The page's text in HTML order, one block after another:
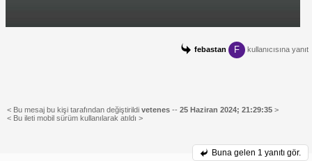
febastan F kullanıcısına yanıt
< Bu mesaj bu kişi tarafından değiştirildi vetenes -- 25 Haziran 2024; 21:29:35 >
< Bu ileti mobil sürüm kullanılarak atıldı >
Buna gelen 1 yanıtı gör.